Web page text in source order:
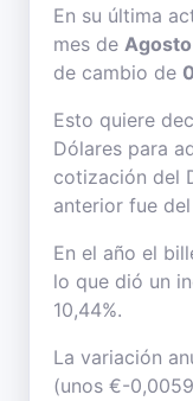
En su última
mes de
de cambio de
Esto quiere
Dólares para
cotización del
anterior fue del
En el año el
lo que dió un
10,44%.
La variación
(unos €-